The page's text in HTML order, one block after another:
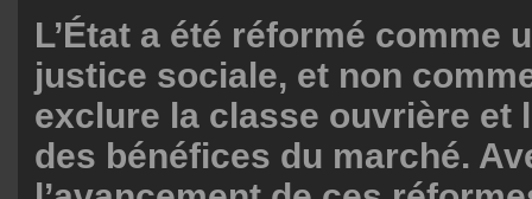
L’État a été réformé comme
justice sociale, et non
exclure la classe ouvrière et
des bénéfices du marché.